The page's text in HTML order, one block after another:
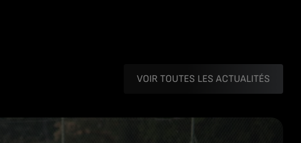
VOIR TOUTES LES ACTUALITÉS